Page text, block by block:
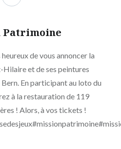
Patrimoine
de vous annoncer la
Hilaire et de ses peintures
En participant au loto du
à la restauration de 119
! Alors, à vos tickets !